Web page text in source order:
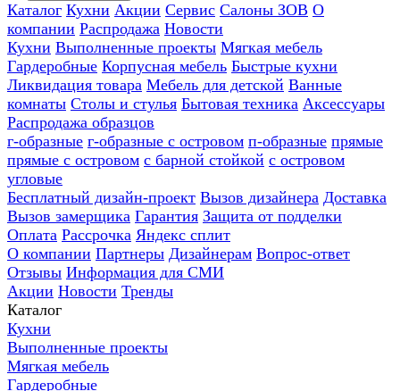
Каталог Кухни Акции Сервис Салоны ЗОВ О
компании Распродажа Новости
Кухни Выполненные проекты Мягкая мебель
Гардеробные Корпусная мебель Быстрые кухни
Ликвидация товара Мебель для детской Ванные
комнаты Столы и стулья Бытовая техника Аксессуары
Распродажа образцов
г-образные г-образные с островом п-образные прямые
прямые с островом с барной стойкой с островом
угловые
Бесплатный дизайн-проект Вызов дизайнера Доставка
Вызов замерщика Гарантия Защита от подделки
Оплата Рассрочка Яндекс сплит
О компании Партнеры Дизайнерам Вопрос-ответ
Отзывы Информация для СМИ
Акции Новости Тренды
Каталог
Кухни
Выполненные проекты
Мягкая мебель
Гардеробные